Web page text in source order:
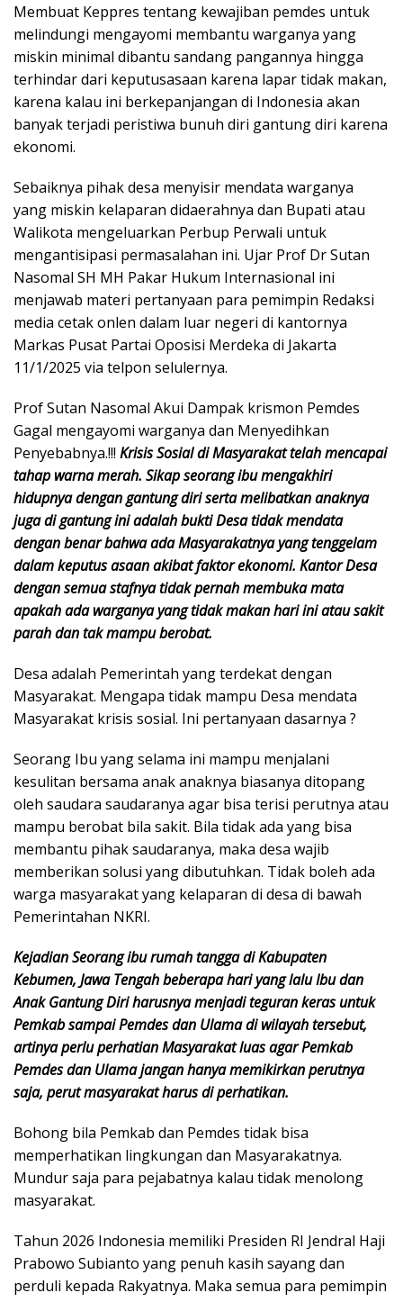
Membuat Keppres tentang kewajiban pemdes untuk
melindungi mengayomi membantu warganya yang
miskin minimal dibantu sandang pangannya hingga
terhindar dari keputusasaan karena lapar tidak makan,
karena kalau ini berkepanjangan di Indonesia akan
banyak terjadi peristiwa bunuh diri gantung diri karena
ekonomi.
Sebaiknya pihak desa menyisir mendata warganya
yang miskin kelaparan didaerahnya dan Bupati atau
Walikota mengeluarkan Perbup Perwali untuk
mengantisipasi permasalahan ini. Ujar Prof Dr Sutan
Nasomal SH MH Pakar Hukum Internasional ini
menjawab materi pertanyaan para pemimpin Redaksi
media cetak onlen dalam luar negeri di kantornya
Markas Pusat Partai Oposisi Merdeka di Jakarta
11/1/2025 via telpon selulernya.
Prof Sutan Nasomal Akui Dampak krismon Pemdes
Gagal mengayomi warganya dan Menyedihkan
Penyebabnya.!!! Krisis Sosial di Masyarakat telah mencapai
tahap warna merah. Sikap seorang ibu mengakhiri
hidupnya dengan gantung diri serta melibatkan anaknya
juga di gantung ini adalah bukti Desa tidak mendata
dengan benar bahwa ada Masyarakatnya yang tenggelam
dalam keputus asaan akibat faktor ekonomi. Kantor Desa
dengan semua stafnya tidak pernah membuka mata
apakah ada warganya yang tidak makan hari ini atau sakit
parah dan tak mampu berobat.
Desa adalah Pemerintah yang terdekat dengan
Masyarakat. Mengapa tidak mampu Desa mendata
Masyarakat krisis sosial. Ini pertanyaan dasarnya ?
Seorang Ibu yang selama ini mampu menjalani
kesulitan bersama anak anaknya biasanya ditopang
oleh saudara saudaranya agar bisa terisi perutnya atau
mampu berobat bila sakit. Bila tidak ada yang bisa
membantu pihak saudaranya, maka desa wajib
memberikan solusi yang dibutuhkan. Tidak boleh ada
warga masyarakat yang kelaparan di desa di bawah
Pemerintahan NKRI.
Kejadian Seorang ibu rumah tangga di Kabupaten
Kebumen, Jawa Tengah beberapa hari yang lalu Ibu dan
Anak Gantung Diri harusnya menjadi teguran keras untuk
Pemkab sampai Pemdes dan Ulama di wilayah tersebut,
artinya perlu perhatian Masyarakat luas agar Pemkab
Pemdes dan Ulama jangan hanya memikirkan perutnya
saja, perut masyarakat harus di perhatikan.
Bohong bila Pemkab dan Pemdes tidak bisa
memperhatikan lingkungan dan Masyarakatnya.
Mundur saja para pejabatnya kalau tidak menolong
masyarakat.
Tahun 2026 Indonesia memiliki Presiden RI Jendral Haji
Prabowo Subianto yang penuh kasih sayang dan
perduli kepada Rakyatnya. Maka semua para pemimpin